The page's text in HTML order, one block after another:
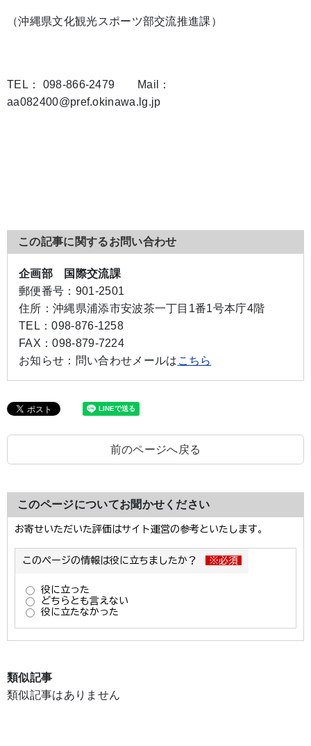
（沖縄県文化観光スポーツ部交流推進課）
TEL： 098-866-2479 Mail：
aa082400@pref.okinawa.lg.jp
この記事に関するお問い合わせ
企画部 国際交流課
郵便番号： 901-2501
住所： 沖縄県浦添市安波茶一丁目1番1号本庁4階
TEL：098-876-1258
FAX：098-879-7224
お知らせ： 問い合わせメールは こちら
前のページへ戻る
このページについてお聞かせください
類似記事
類似記事はありません